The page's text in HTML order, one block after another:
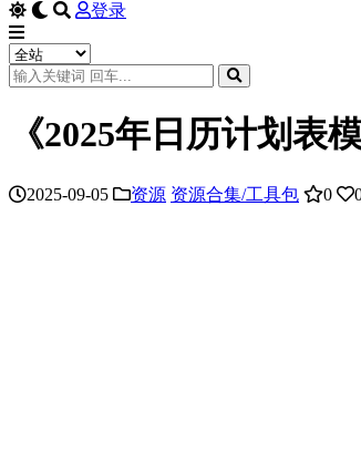
登录
《2025年日历计划表
2025-09-05 资源 资源合集/工具包 0